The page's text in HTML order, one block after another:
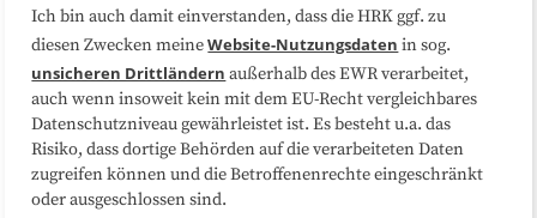
Folgen Sie uns
Ich bin auch damit einverstanden, dass die HRK ggf. zu
diesen Zwecken meineWebsite-Nutzungsdaten in sog.
unsicheren Drittländern außerhalb des EWR verarbeitet,
auch wenn insoweit kein mit dem EU-Recht vergleichbares
Datenschutzniveau gewährleistet ist. Es besteht u.a. das
Risiko, dass dortige Behörden auf die verarbeiteten Daten
zugreifen können und die Betroffenenrechte eingeschränkt
oder ausgeschlossen sind.